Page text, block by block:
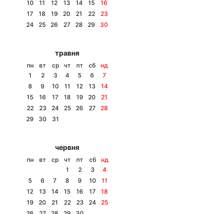
Головна
Економіка
Спорт
Техно і зв'язок
Цікавинки
Екологія
10
11 12 13 14 15
16
17
18 19 20 21 22
23
24
25 26 27 28 29 30
травня
пн вт ср чт пт сб
нд
1
2 3 4 5 6
7
8
9 10 11 12 13
14
15
16 17 18 19 20
21
22
23 24 25 26 27
28
29
30 31
червня
пн вт ср чт пт сб
нд
1
2 3
4
5
6 7 8 9 10
11
12
13 14 15 16 17
18
19
20 21 22 23 24
25